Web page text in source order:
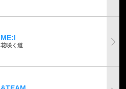
ME:I
花咲く道